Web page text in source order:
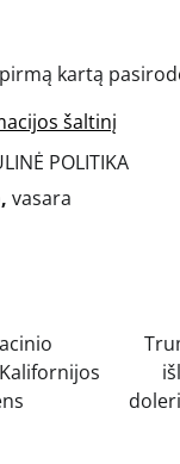
kartą
šaltinį
POLITIKA
, vasara